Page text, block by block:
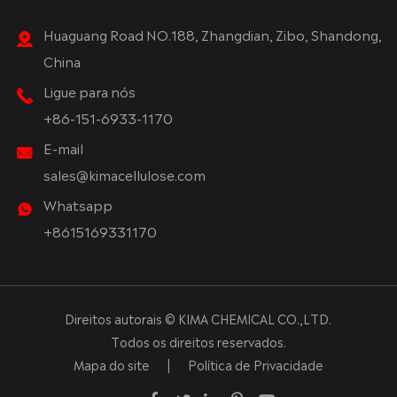
Huaguang Road NO.188, Zhangdian, Zibo, Shandong,
China
Ligue para nós
+86-151-6933-1170
E-mail
sales@kimacellulose.com
Whatsapp
+8615169331170
Direitos autorais © KIMA CHEMICAL CO.,LTD.
Todos os direitos reservados.
Mapa do site
| Política de Privacidade